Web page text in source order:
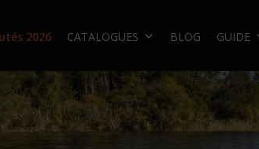
2026 CATALOGUES BLOG GUIDE